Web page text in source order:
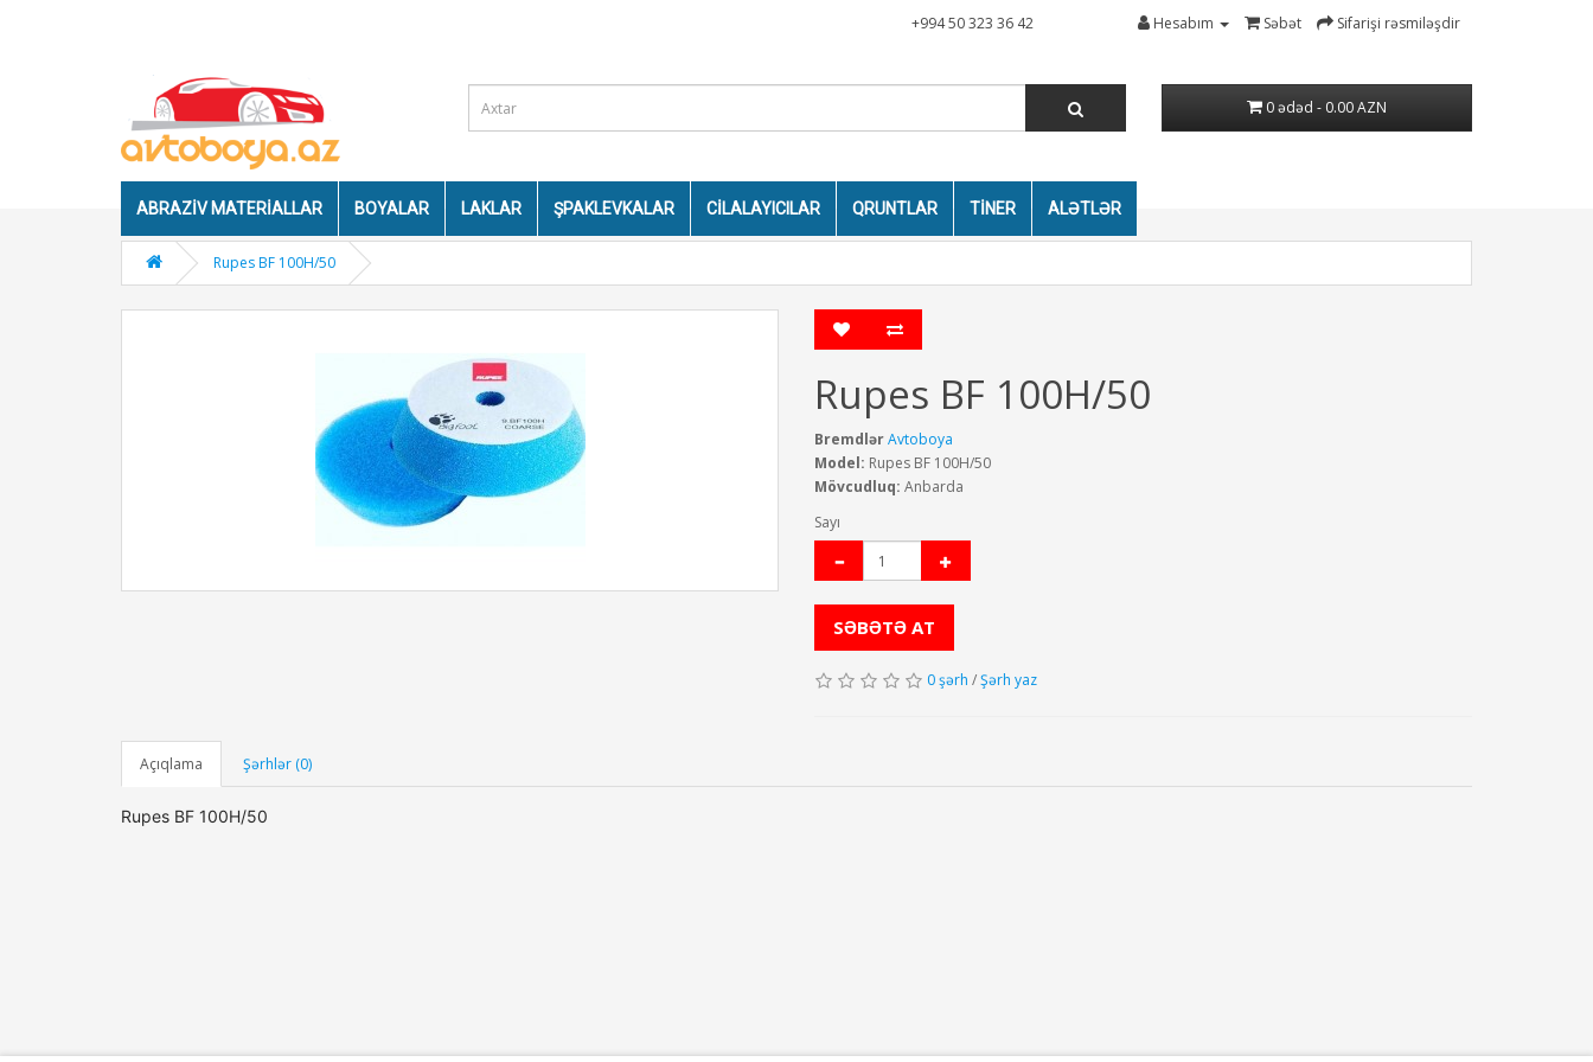
+994 50 323 36 42 Hesabım Səbət Sifarişi rəsmiləşdir
0 ədəd - 0.00 AZN
ABRAZIV MATERIALLAR BOYALAR LAKLAR ŞPAKLEVKALAR CILALAYICILAR QRUNTLAR TINER ALƏTLƏR
Rupes BF 100H/50
Rupes BF 100H/50
BremdlərAvtoboya
Model: Rupes BF 100H/50
Mövcudluq: Anbarda
Sayı
SƏBƏTƏ AT
0 şərh /Şərh yaz
Açıqlama Şərhlər (0)
Rupes BF 100H/50